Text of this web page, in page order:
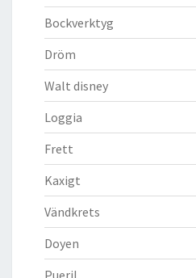
Bockverktyg
Dröm
Walt disney
Loggia
Frett
Kaxigt
Vändkrets
Doyen
Pueril